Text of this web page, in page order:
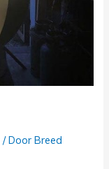
/ DoorBreed